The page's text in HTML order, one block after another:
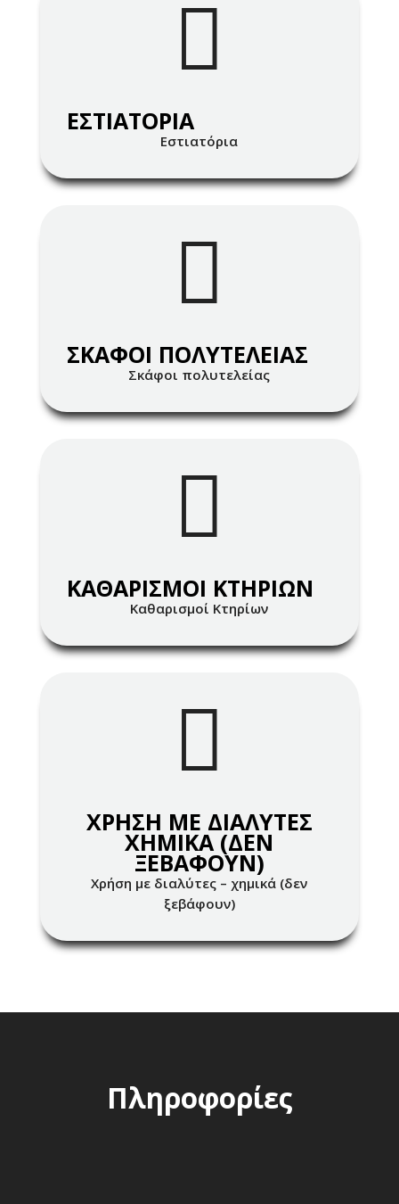

ΕΣΤΙΑΤΟΡΙΑ
Εστιατόρια

ΣΚΑΦΟΙ ΠΟΛΥΤΕΛΕΙΑΣ
Σκάφοι πολυτελείας

ΚΑΘΑΡΙΣΜΟΙ ΚΤΗΡΙΩΝ
Καθαρισμοί Κτηρίων

ΧΡΗΣΗ ΜΕ ΔΙΑΛΥΤΕΣ
ΧΗΜΙΚΑ (ΔΕΝ
ΞΕΒΑΦΟΥΝ)
Χρήση με διαλύτες – χημικά (δεν
ξεβάφουν)
Πληροφορίες